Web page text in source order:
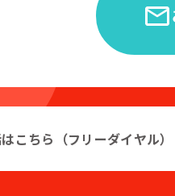
こちら（フリーダイヤル）